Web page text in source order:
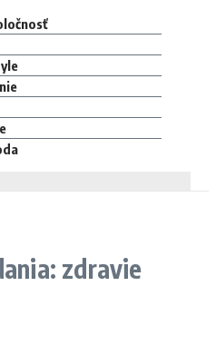
zdravie